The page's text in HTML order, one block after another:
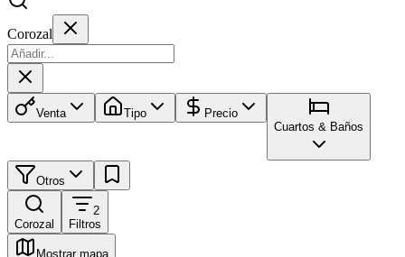
Corozal
Venta Tipo
Precio
Cuartos & Baños
Otros
Corozal
2
Filtros
Mostrar mapa